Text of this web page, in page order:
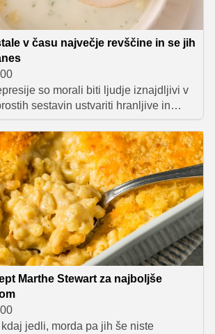
v času največje revščine in se jih
so morali biti ljudje iznajdljivi v
sestavin ustvariti hranljive in
najbolj znane recepte iz tega obdobja
juha, nenavadna, a presenetljivo
skoraj iz nič, ter puhasta
mleka in jajc. Ti recepti so dokaz,
časih mogoče ustvariti nekaj
lahko obudimo še danes.
Marthe Stewart za najboljše
jedli, morda pa jih še niste